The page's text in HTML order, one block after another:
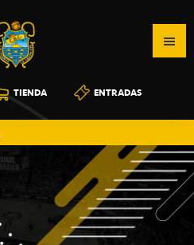
TIENDA ENTRADAS